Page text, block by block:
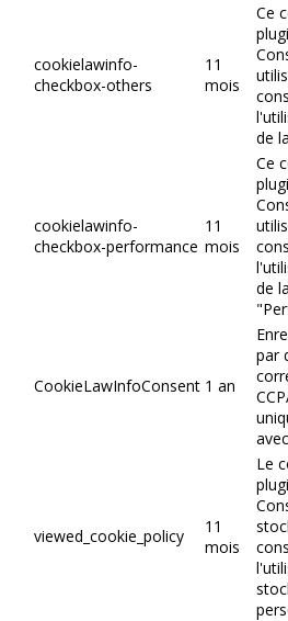
cookielawinfo-
checkbox-others
11
mois
Ce
de
cookielawinfo-
checkbox-performance
11
mois
Ce
de
CookieLawInfoConsent 1 an
par
viewed_cookie_policy
11
mois
Le